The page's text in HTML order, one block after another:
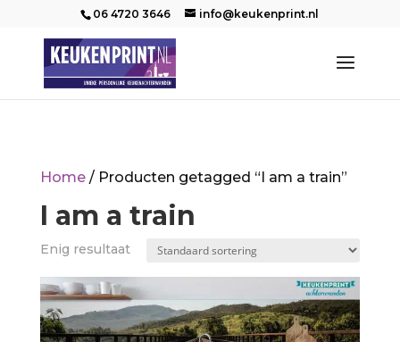
06 4720 3646 info@keukenprint.nl
Home/ Producten getagged “I am a train”
I am a train
Enig resultaat